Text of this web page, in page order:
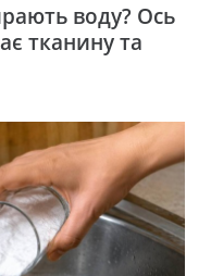
воду? Ось
тканину та